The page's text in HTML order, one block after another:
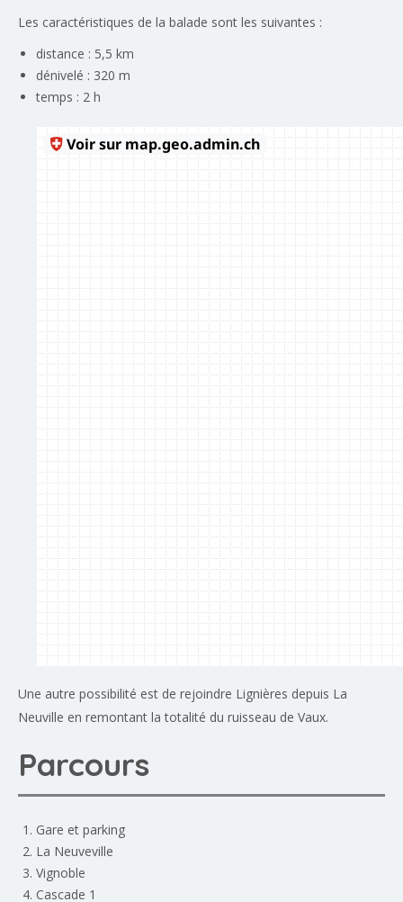
Les caractéristiques de la balade sont les suivantes :
distance : 5,5 km
dénivelé : 320 m
temps : 2 h
Une autre possibilité est de rejoindre Lignières depuis La
Neuville en remontant la totalité du ruisseau de Vaux.
Parcours
Gare et parking
La Neuveville
Vignoble
Cascade 1